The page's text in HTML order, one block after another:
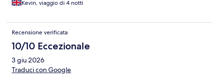
Kevin, viaggio di 4 notti
Recensione verificata
10/10 Eccezionale
3 giu 2026
Traduci con Google